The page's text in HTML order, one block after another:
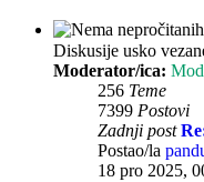
Diskusije usko
Moderator/ica:
256 Teme
7399 Postovi
Zadnji post
Postao/la
18 pro 2025,